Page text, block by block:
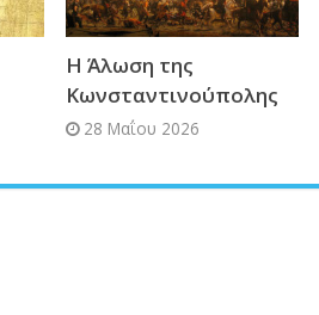
Η Άλωση της
Κωνσταντινούπολης
28 Μαΐου 2026